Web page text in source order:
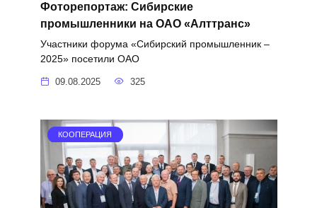
Фоторепортаж: Сибирские
промышленники на ОАО «Алттранс»
Участники форума «Сибирский промышленник –
2025» посетили ОАО
09.08.2025 325
КООПЕРАЦИЯ